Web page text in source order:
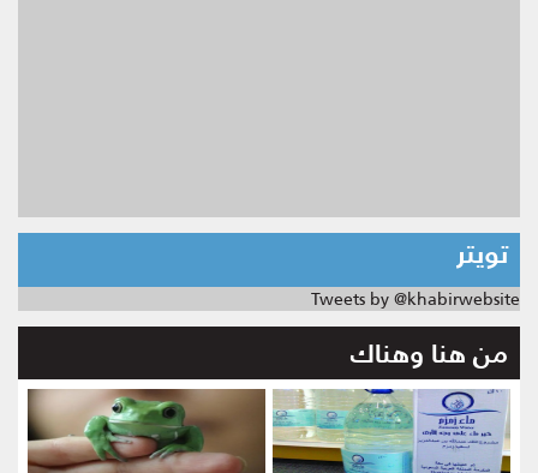
تويتر
Tweets by @khabirwebsite
من هنا وهناك